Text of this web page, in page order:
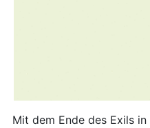
Mit dem Ende des Exils in